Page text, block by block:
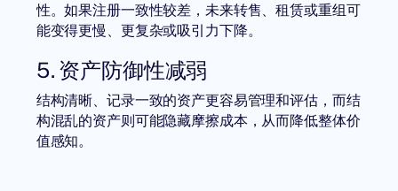
性。如果注册一致性较差，未来转售、租赁或重组可
能变得更慢、更复杂或吸引力下降。
5. 资产防御性减弱
结构清晰、记录一致的资产更容易管理和评估，而结
构混乱的资产则可能隐藏摩擦成本，从而降低整体价
值感知。